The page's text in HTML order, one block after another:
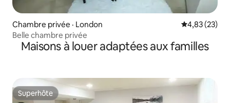
Chambre privée · London Note
4,83 (23)
Belle chambre privée
Maisons à louer adaptées aux familles
Superhôte
Superhôte